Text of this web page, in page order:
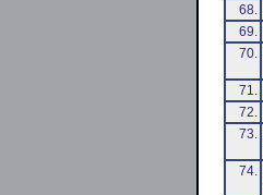
68.
69.
70.
71.
72.
73.
74.